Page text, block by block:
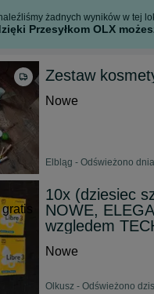
żadnych wyników w tej
Przesyłkom OLX
Zestaw
Nowe
Elbląg - Odświeżono
10x (dziesiec
NOWE,
wzgledem
Nowe
Olkusz - Odświeżono